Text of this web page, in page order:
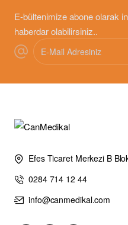
E-bültenimize abone olarak
haberdar olabilirsiniz..
E-
Mail
Adresiniz
Efes Ticaret Merkezi B
0284 714 12 44
info@canmedikal.com